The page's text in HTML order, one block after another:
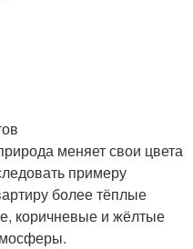
меняет свои цвета
примеру
более тёплые
коричневые и жёлтые